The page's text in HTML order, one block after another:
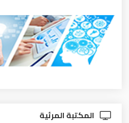
المكتبة المرئية